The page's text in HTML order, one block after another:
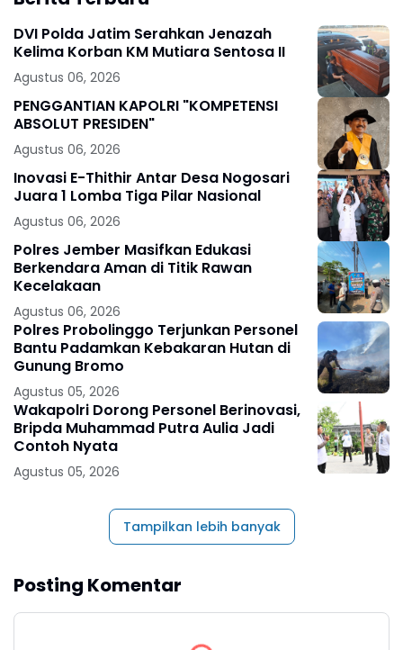
DVI Polda Jatim Serahkan Jenazah
Kelima Korban KM Mutiara Sentosa II
Agustus 06, 2026
PENGGANTIAN KAPOLRI "KOMPETENSI
ABSOLUT PRESIDEN"
Agustus 06, 2026
Inovasi E-Thithir Antar Desa Nogosari
Juara 1 Lomba Tiga Pilar Nasional
Agustus 06, 2026
Polres Jember Masifkan Edukasi
Berkendara Aman di Titik Rawan
Kecelakaan
Agustus 06, 2026
Polres Probolinggo Terjunkan Personel
Bantu Padamkan Kebakaran Hutan di
Gunung Bromo
Agustus 05, 2026
Wakapolri Dorong Personel Berinovasi,
Bripda Muhammad Putra Aulia Jadi
Contoh Nyata
Agustus 05, 2026
Tampilkan lebih banyak
Posting Komentar